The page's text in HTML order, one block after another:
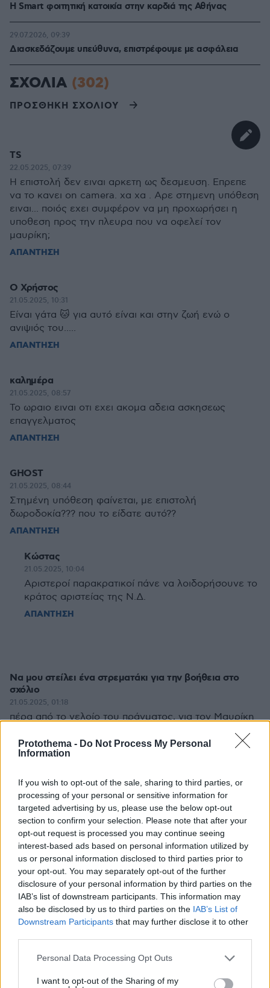
Protothema - Do Not Process My Personal
Information
If you wish to opt-out of the sale, sharing to third parties, or
processing of your personal or sensitive information for
targeted advertising by us, please use the below opt-out
section to confirm your selection. Please note that after your
opt-out request is processed you may continue seeing
interest-based ads based on personal information utilized by
us or personal information disclosed to third parties prior to
your opt-out. You may separately opt-out of the further
disclosure of your personal information by third parties on the
IAB’s list of downstream participants. This information may
also be disclosed by us to third parties on the IAB’s List of
Downstream Participants that may further disclose it to other
Please note that this website/app uses one or more Google
not limited to your visit or usage behaviour. You may click to
Personal Data Processing Opt Outs
I want to opt-out of the Sharing of my
Η Smart φοιτητική κατοικία στην καρδιά της Αθήνας
Διασκεδάζουμε υπεύθυνα, επιστρέφουμε με ασφάλεια
29.07.2026, 09:39
ΣΧΟΛΙΑ (302)
ΠΡΟΣΘΗΚΗ ΣΧΟΛΙΟΥ
TS
22.05.2025, 07:39
Η επιστολή δεν ειναι αρκετη ως δεσμευση. Επρεπε
να το κανει on camera. χα χα . Αρε στημενη υπόθεση
ειναι... ποιός εχει συμφέρον να μη προχωρήσει η
υποθεση προς την πλευρα που να οφελεί τον
μαυρίκη;
ΑΠΑΝΤΗΣΗ
Ο Χρήστος
21.05.2025, 10:31
Είναι γάτα 🐱 για αυτό είναι και στην ζωή ενώ ο
ανιψιός του.....
ΑΠΑΝΤΗΣΗ
καλημέρα
21.05.2025, 08:57
Το ωραιο ειναι οτι εχει ακομα αδεια ασκησεως
επαγγελματος
ΑΠΑΝΤΗΣΗ
GHOST
21.05.2025, 08:44
Στημένη υπόθεση φαίνεται, με επιστολή
δωροδοκία??? που το είδατε αυτό??
ΑΠΑΝΤΗΣΗ
Κώστας
21.05.2025, 10:04
Αριστεροί παρακρατικοί πάνε να λοιδορήσουνε το
κράτος αριστείας της Ν.Δ.
ΑΠΑΝΤΗΣΗ
Να μου στείλει ένα στρεματάκι για την βοήθεια στο
σχόλιο
21.05.2025, 01:18
πέρα από το γελοίο του πράγματος, για τον Μαυρίκη
ξεγλυστράς εύκολα επί της βάσης ότι έστειλε
επιστολή και ένας που κάνει δωροδοκία δεν στέλνει
στην δίκη, ο Αρεοπγίτης του είπε μπορείς να
παρέμβεις μόνο αν έχεις έννομο συμφέρον και μας
το δηλώσεις γραπτά, αυτός δήλωσε γραπτά ότι έχει
έννομο συμφέρον από την δίκη γιατί θα κερδίσει πχ
ένα εκατομύριο, και ο Αρεοπαγίτης, τσοπυ, τον
τσάκωσε. Σαν χαζός πιάστηκε αλλά ξεγλυστράει
εύκολα. Παρακαλώ την αμοιβή μου
ΑΠΑΝΤΗΣΗ
ΣΑχλαμαραΚΗΣ
και δεν την πήρε πχ τηλέφωνο ή να την πετύχει να το
πει, της το έστειλε σε ενυπόγραφη επιστολή ? χμ.... η